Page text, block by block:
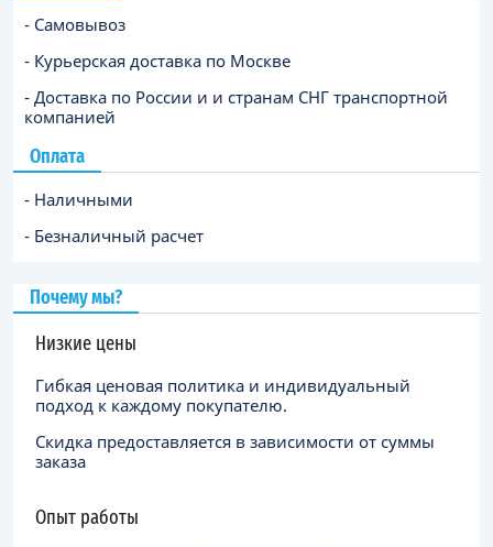
- Самовывоз
- Курьерская доставка по Москве
- Доставка по России и и странам СНГ транспортной
компанией
Оплата
- Наличными
- Безналичный расчет
Почему мы?
Низкие цены
Гибкая ценовая политика и индивидуальный
подход к каждому покупателю.
Скидка предоставляется в зависимости от суммы
заказа
Опыт работы